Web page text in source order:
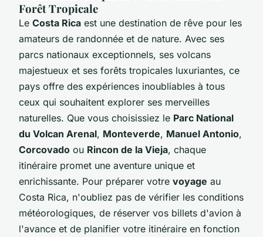
Forêt Tropicale
Le Costa Rica est une destination de rêve pour les
amateurs de randonnée et de nature. Avec ses
parcs nationaux exceptionnels, ses volcans
majestueux et ses forêts tropicales luxuriantes, ce
pays offre des expériences inoubliables à tous
ceux qui souhaitent explorer ses merveilles
naturelles. Que vous choisissiez le Parc National
du Volcan Arenal, Monteverde, Manuel Antonio,
Corcovado ou Rincon de la Vieja, chaque
itinéraire promet une aventure unique et
enrichissante. Pour préparer votre voyage au
Costa Rica, n'oubliez pas de vérifier les conditions
météorologiques, de réserver vos billets d'avion à
l'avance et de planifier votre itinéraire en fonction